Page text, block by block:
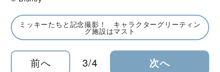
ミッキーたちと記念撮影！ キャラクターグリーティン
グ施設はマスト
前へ 3/4 次へ